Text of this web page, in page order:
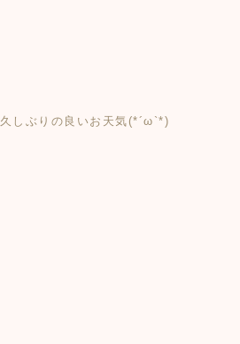
久しぶりの良いお天気(*´ω`*)